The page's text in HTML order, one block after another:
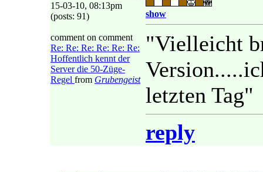
15-03-10, 08:13pm
(posts: 91)
comment on comment
Re: Re: Re: Re: Re: Re:
Hoffentlich kennt der
Server die 50-Züge-
Regel from Grubengeist
show
"Vielleicht
letzten Tag"
reply